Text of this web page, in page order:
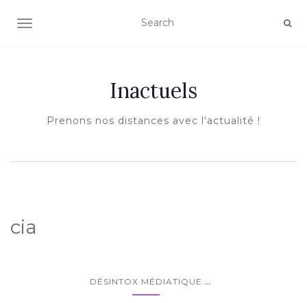
AFFICHER/MASQUER LA NAVIGATION
Inactuels
Prenons nos distances avec l'actualité !
cia
DÉSINTOX MÉDIATIQUE ...